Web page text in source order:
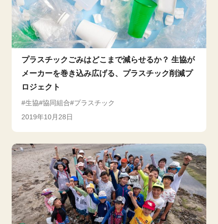
プラスチックごみはどこまで減らせるか？ 生協が
メーカーを巻き込み広げる、プラスチック削減プ
ロジェクト
生協 協同組合
プラスチック
2019年10月28日